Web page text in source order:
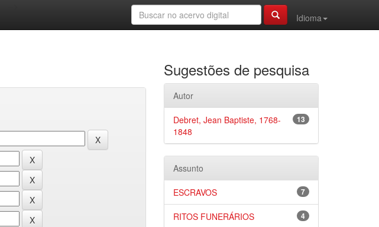
Idioma
Sugestões de pesquisa
Autor
13
Debret, Jean Baptiste, 1768-
1848
Assunto
7
ESCRAVOS
4
RITOS FUNERÁRIOS